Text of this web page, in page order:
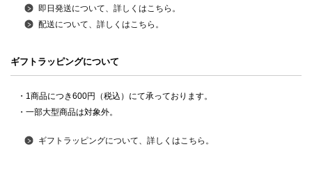
即日発送について、詳しくはこちら。
配送について、詳しくはこちら。
ギフトラッピングについて
・1商品につき600円（税込）にて承っております。
・一部大型商品は対象外。
ギフトラッピングについて、詳しくはこちら。